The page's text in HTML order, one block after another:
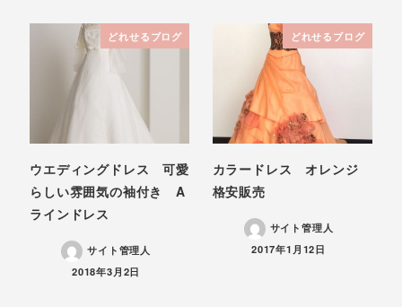
どれせるブログ
ウエディングドレス 可愛
らしい雰囲気の袖付き A
ラインドレス
サイト管理人
投稿日
2018年3月2日
どれせるブログ
カラードレス オレンジ
格安販売
サイト管理人
投稿日
2017年1月12日